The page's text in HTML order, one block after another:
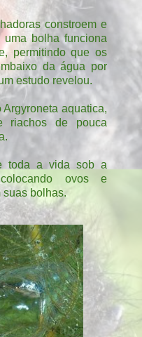
constroem e
bolha funciona
permitindo que os
da água por
estudo revelou.
aquatica,
riachos de pouca
toda a vida sob a
ovos e
suas bolhas.